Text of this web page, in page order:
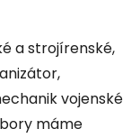
a strojírenské,
vojenské
máme